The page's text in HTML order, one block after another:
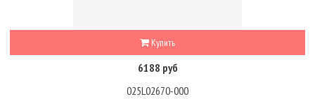
Купить
6188 руб
025L02670-000